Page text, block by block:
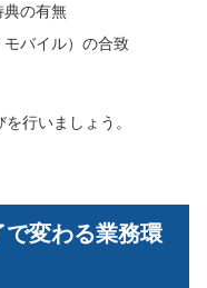
典の有無
バイル）の合致
行いましょう。
変わる業務環